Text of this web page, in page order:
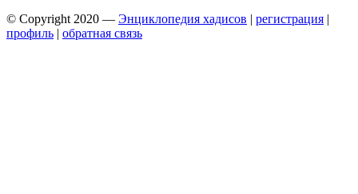
© Copyright 2020 — Энциклопедия хадисов | регистрация |
профиль | обратная связь